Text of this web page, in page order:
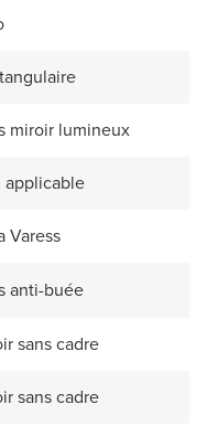
miroir lumineux
applicable
Varess
anti-buée
sans cadre
sans cadre